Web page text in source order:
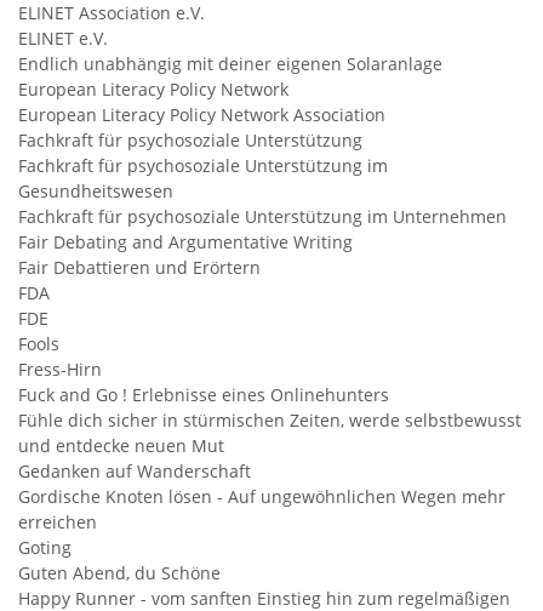
ELINET Association e.V.
ELINET e.V.
Endlich unabhängig mit deiner eigenen Solaranlage
European Literacy Policy Network
European Literacy Policy Network Association
Fachkraft für psychosoziale Unterstützung
Fachkraft für psychosoziale Unterstützung im
Gesundheitswesen
Fachkraft für psychosoziale Unterstützung im Unternehmen
Fair Debating and Argumentative Writing
Fair Debattieren und Erörtern
FDA
FDE
Fools
Fress-Hirn
Fuck and Go ! Erlebnisse eines Onlinehunters
Fühle dich sicher in stürmischen Zeiten, werde selbstbewusst
und entdecke neuen Mut
Gedanken auf Wanderschaft
Gordische Knoten lösen - Auf ungewöhnlichen Wegen mehr
erreichen
Goting
Guten Abend, du Schöne
Happy Runner - vom sanften Einstieg hin zum regelmäßigen